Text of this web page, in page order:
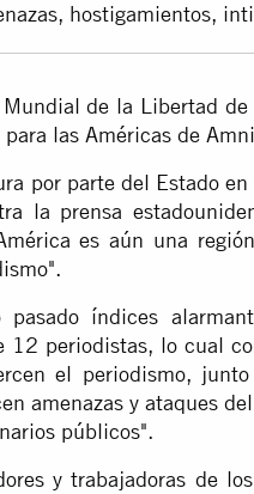
hostigamientos,
de la Libertad
para las Américas de
por parte del Estado
la prensa
es aún una
pasado índices
12 periodistas, lo cual
el periodismo,
amenazas y ataques
públicos".
y trabajadoras de